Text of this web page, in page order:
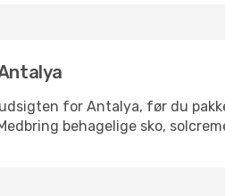
for Antalya, før du
behagelige sko,